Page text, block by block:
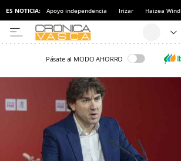
ES NOTICIA: Apoyo independencia Irizar Haizea Wind
Pásate al MODO AHORRO